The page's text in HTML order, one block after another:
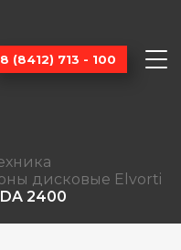
8 (8412) 713 - 100
дисковые Elvorti
2400